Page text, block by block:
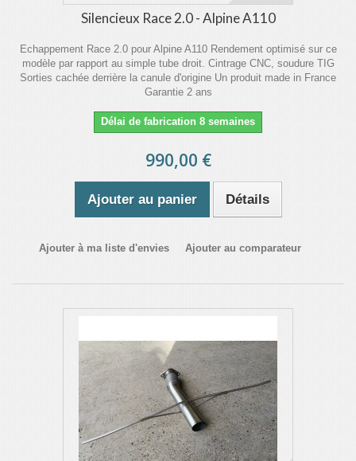
Silencieux Race 2.0 - Alpine A110
Echappement Race 2.0 pour Alpine A110 Rendement optimisé sur ce
modèle par rapport au simple tube droit. Cintrage CNC, soudure TIG
Sorties cachée derrière la canule d'origine Un produit made in France
Garantie 2 ans
Délai de fabrication 8 semaines
990,00 €
Ajouter au panier Détails
Ajouter à ma liste d'envies Ajouter au comparateur